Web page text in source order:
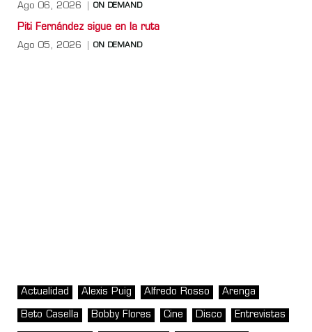
Ago 06, 2026 ON DEMAND
Piti Fernández sigue en la ruta
Ago 05, 2026 ON DEMAND
Actualidad Alexis Puig Alfredo Rosso Arenga
Beto Casella Bobby Flores Cine Disco Entrevistas